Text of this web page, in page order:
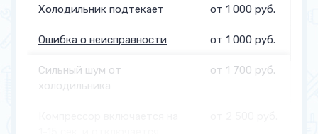
Холодильник подтекает от 1 000 руб.
Ошибка о неисправности от 1 000 руб.
Сильный шум от
холодильника
от 1 700 руб.